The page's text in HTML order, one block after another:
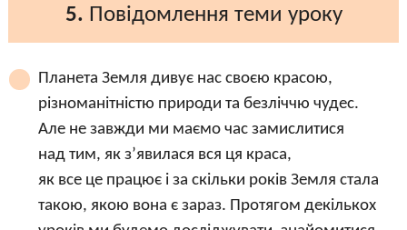
5. Повідомлення теми уроку
Планета Земля дивує нас своєю красою,
різноманітністю природи та безліччю чудес.
Але не завжди ми маємо час замислитися
над тим, як з’явилася вся ця краса,
як все це працює і за скільки років Земля стала
такою, якою вона є зараз. Протягом декількох